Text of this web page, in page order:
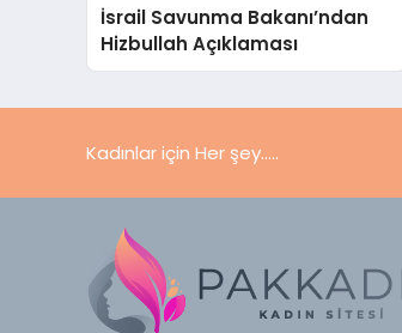
İsrail Savunma Bakanı’ndan
Hizbullah Açıklaması
Kadınlar için Her şey.....